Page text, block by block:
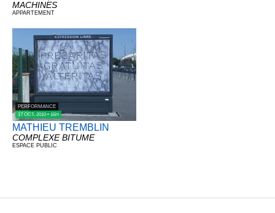
MACHINES
APPARTEMENT
PERFORMANCE
17 OCT. 2010 • 16H
MATHIEU TREMBLIN
COMPLEXE BITUME
ESPACE PUBLIC